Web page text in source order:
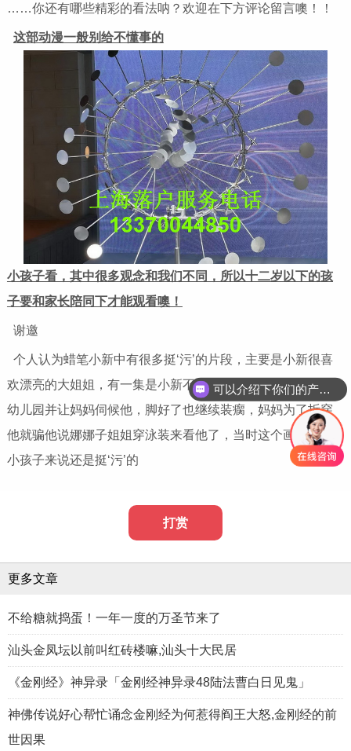
……你还有哪些精彩的看法呐？欢迎在下方评论留言噢！！
这部动漫一般别给不懂事的
小孩子看，其中很多观念和我们不同，所以十二岁以下的孩
子要和家长陪同下才能观看噢！
谢邀
个人认为蜡笔小新中有很多挺‘污’的片段，主要是小新很喜
欢漂亮的大姐姐，有一集是小新不小心把脚崴了，为了不去
幼儿园并让妈妈伺候他，脚好了也继续装瘸，妈妈为了拆穿
他就骗他说娜娜子姐姐穿泳装来看他了，当时这个画面对于
小孩子来说还是挺‘污’的
打赏
更多文章
不给糖就捣蛋！一年一度的万圣节来了
汕头金凤坛以前叫红砖楼嘛,汕头十大民居
《金刚经》神异录「金刚经神异录48陆法曹白日见鬼」
神佛传说好心帮忙诵念金刚经为何惹得阎王大怒,金刚经的前
世因果
可以介绍下你们的产品么